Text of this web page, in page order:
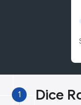
1 Dice